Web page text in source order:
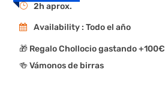
2h aprox.
Availability : Todo el año
🎁 Regalo Chollocio gastando +100€
🍻 Vámonos de birras